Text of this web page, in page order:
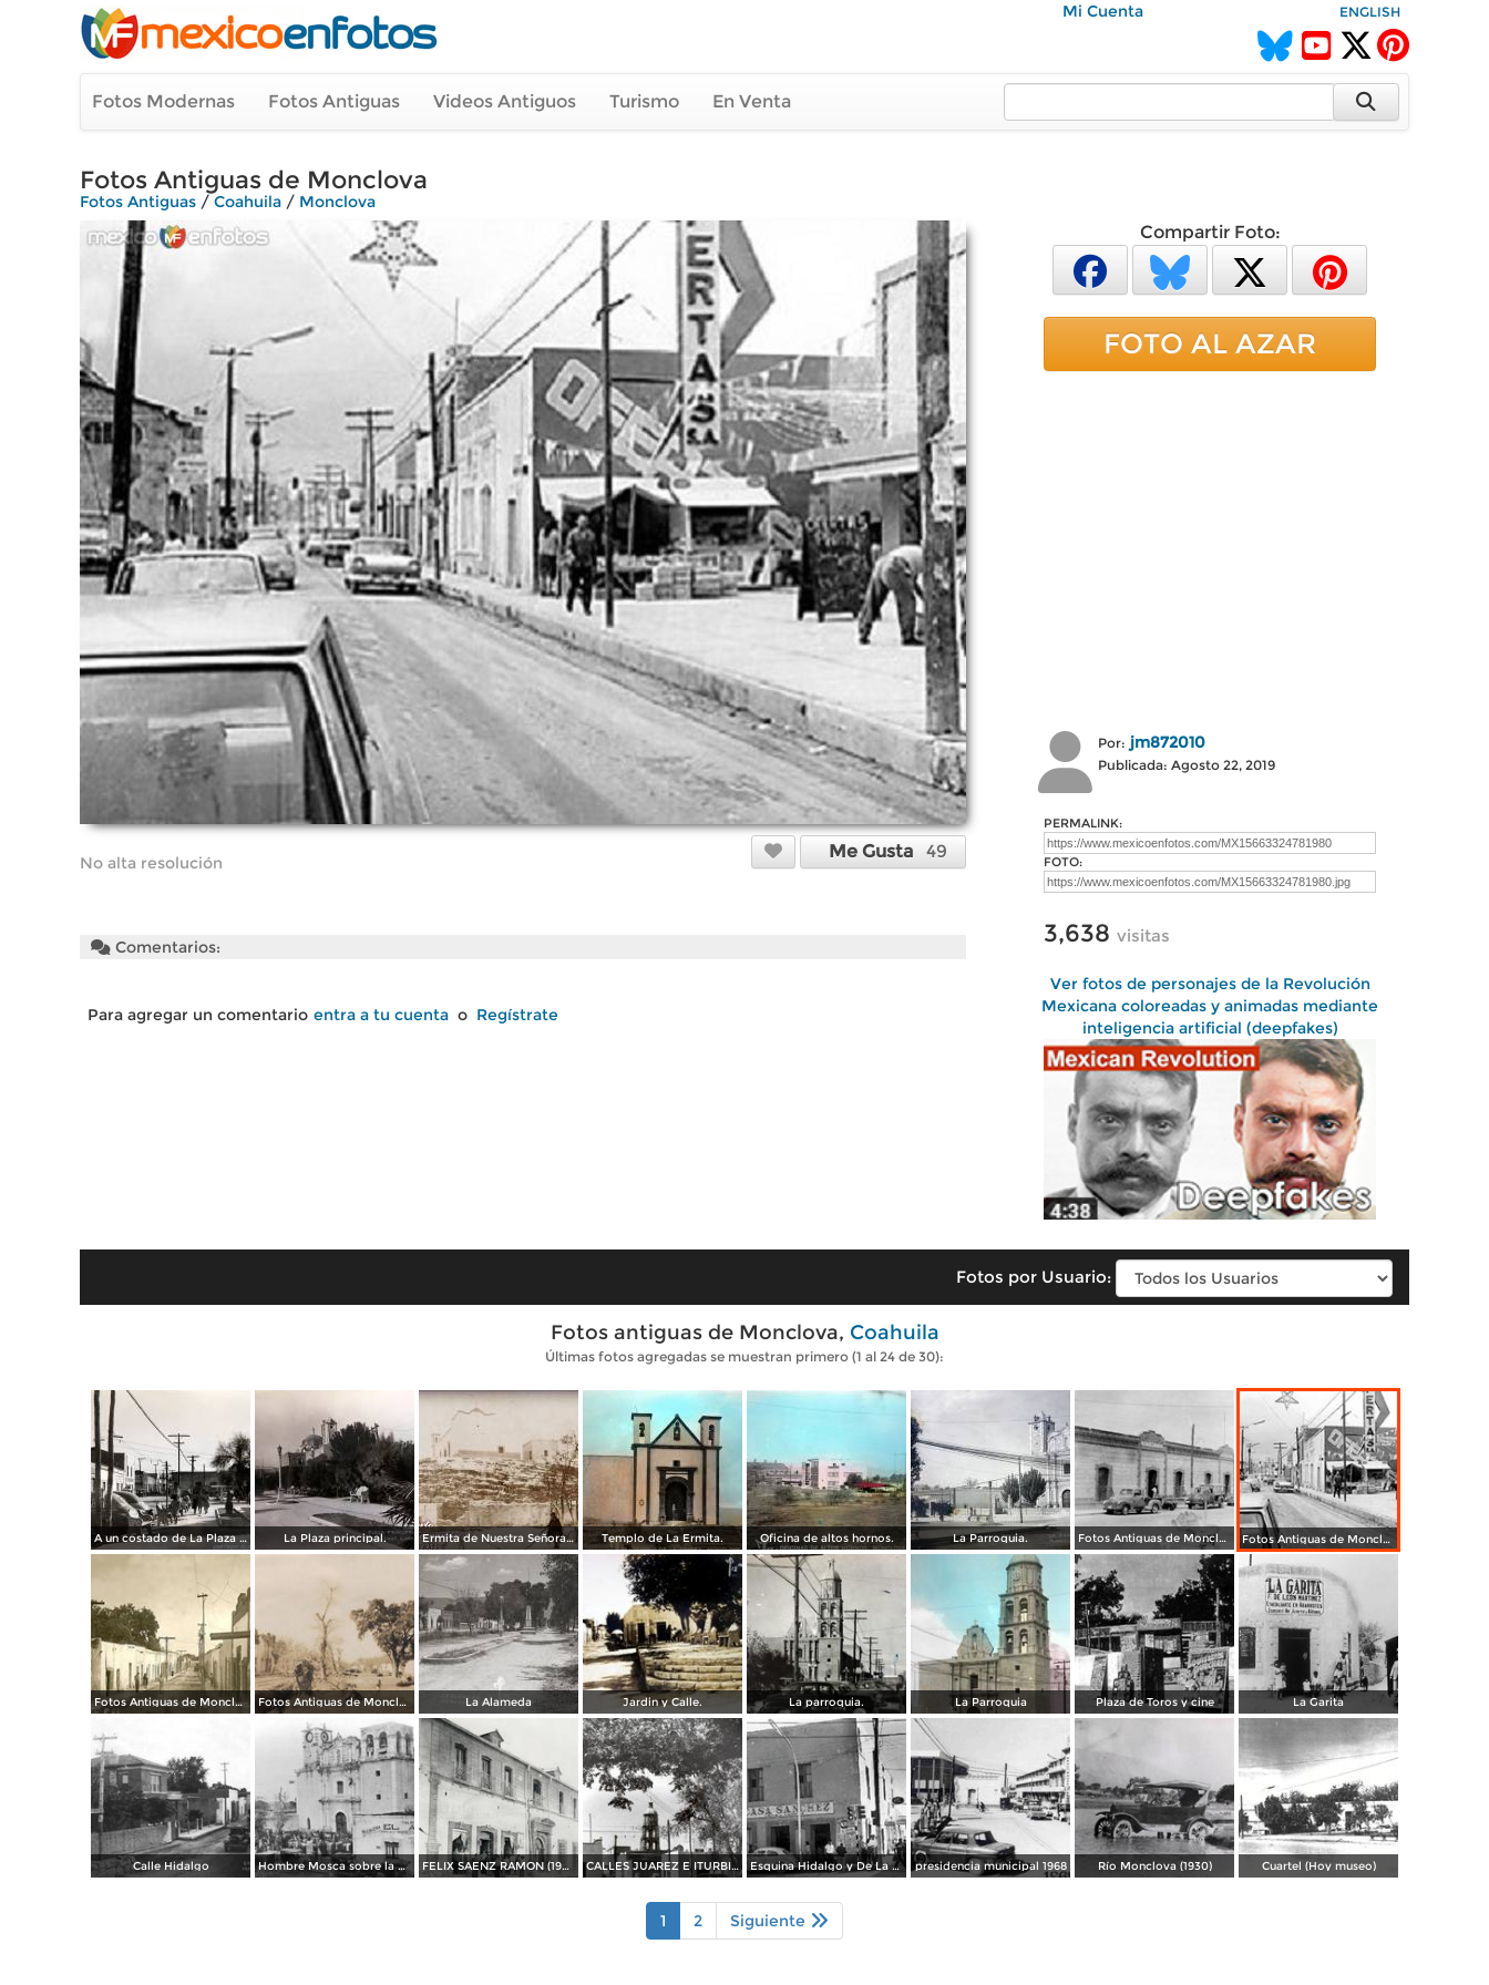
Mi Cuenta ENGLISH
Fotos Modernas Fotos Antiguas Videos Antiguos Turismo En Venta
Fotos Antiguas de Monclova
Fotos Antiguas / Coahuila / Monclova
No alta resolución
Me Gusta 49
Comentarios:
Para agregar un comentario entra a tu cuenta o Regístrate
Compartir Foto:
FOTO AL AZAR
Por: jm872010
Publicada: Agosto 22, 2019
PERMALINK:
FOTO:
3,638 visitas
Ver fotos de personajes de la Revolución
Mexicana coloreadas y animadas mediante
inteligencia artificial (deepfakes)
Fotos por Usuario:
Fotos antiguas de Monclova, Coahuila
Últimas fotos agregadas se muestran primero (1 al 24 de 30):
A un costado de La Plaza principal. La Plaza principal. Ermita de Nuestra Señora de Zapopán. Templo de La Ermita. Oficina de altos hornos. La Parroquia. Fotos Antiguas de Monclova Fotos Antiguas de Monclova
Fotos Antiguas de Monclova Fotos Antiguas de Monclova La Alameda Jardin y Calle. La parroquia. La Parroquia Plaza de Toros y cine La Garita
Calle Hidalgo Hombre Mosca sobre la Parroquia de Santiago Apostol FELIX SAENZ RAMON (1927) CALLES JUAREZ E ITURBIDE Esquina Hidalgo y De La Fuente presidencia municipal 1968 Río Monclova (1930) Cuartel (Hoy museo)
1 2 Siguiente